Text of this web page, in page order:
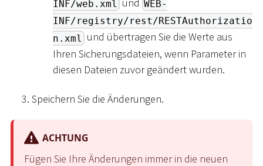
INF/web.xml
WEB-
INF/registry/rest/RESTAuthorizatio
n.xml und übertragen Sie die Werte aus
Ihren Sicherungsdateien, wenn Parameter in
diesen Dateien zuvor geändert wurden.
Speichern Sie die Änderungen.
ACHTUNG
Fügen Sie Ihre Änderungen immer in die neuen